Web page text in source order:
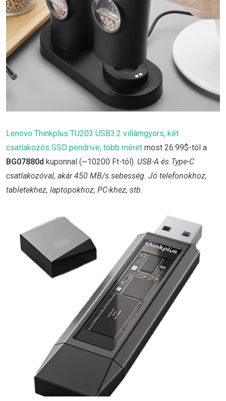
Lenovo Thinkplus TU203 USB3.2 villámgyors, két
csatlakozós SSD pendrive, több méret most 26.99$-tól a
BG07880d kuponnal (~10200 Ft-tól). USB-A és Type-C
csatlakozóval, akár 450 MB/s sebesség. Jó telefonokhoz,
tabletekhez, laptopokhoz, PC-khez, stb.